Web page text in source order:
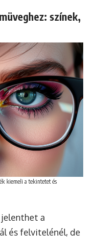
színek,
kiemeli a tekintetet és
jelenthet a
és felvitelénél, de